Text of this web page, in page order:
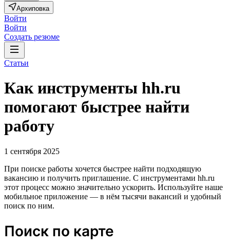
Архиповка
Войти
Войти
Создать резюме
Статьи
Как инструменты hh.ru
помогают быстрее найти
работу
1 сентября 2025
При поиске работы хочется быстрее найти подходящую
вакансию и получить приглашение. С инструментами hh.ru
этот процесс можно значительно ускорить. Используйте наше
мобильное приложение — в нём тысячи вакансий и удобный
поиск по ним.
Поиск по карте